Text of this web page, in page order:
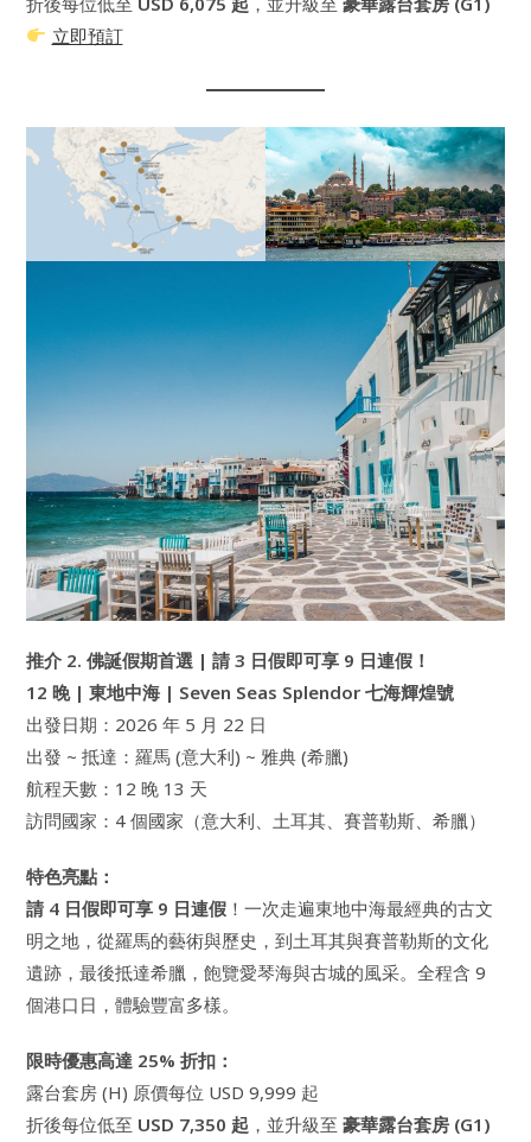
立即預訂
推介 2. 佛誕假期首選 |請 3 日假即可享 9 日連假 ！
12 晚 | 東地中海 | Seven Seas Splendor 七海輝煌號
出發日期：2026 年 5 月 22 日
出發 ~ 抵達：羅馬 (意大利) ~ 雅典 (希臘)
航程天數：12 晚 13 天
訪問國家：4 個國家（意大利、土耳其、賽普勒斯、希臘）
特色亮點：
請 4 日假即可享 9 日連假 ！一次走遍東地中海最經典的古文
明之地，從羅馬的藝術與歷史，到土耳其與賽普勒斯的文化
遺跡，最後抵達希臘，飽覽愛琴海與古城的風采。全程含 9
個港口日，體驗豐富多樣。
限時優惠高達 25% 折扣：
露台套房 (H) 原價每位 USD 9,999 起
折後每位低至 USD 7,350 起 ，並升級至豪華露台套房 (G1)